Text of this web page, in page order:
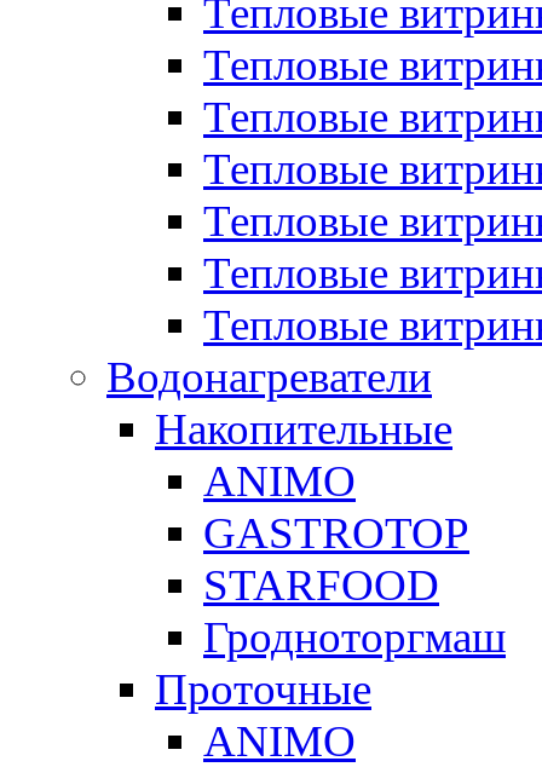
Тепловые
Тепловые
Тепловые
Тепловые
Тепловые
Тепловые
Тепловые
Водонагреватели
Накопительные
ANIMO
GASTROTOP
STARFOOD
Гродноторгмаш
Проточные
ANIMO